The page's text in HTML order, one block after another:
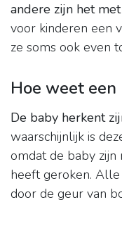
andere zijn het
voor kinderen een
ze soms ook even
Hoe weet een
De baby herkent
waarschijnlijk is
omdat de baby
heeft geroken.
door de geur van